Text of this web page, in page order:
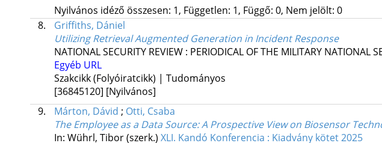
Nyilvános idéző összesen: 1, Független: 1, Függő: 0, Nem jelölt: 0
8.
Griffiths, Dániel
Utilizing Retrieval Augmented Generation in Incident Response
NATIONAL SECURITY REVIEW : PERIODICAL OF THE MILITARY NATIONAL
Egyéb URL
Szakcikk (Folyóiratcikk) | Tudományos
[36845120] [Nyilvános]
9.
Márton, Dávid ; Otti, Csaba
The Employee as a Data Source: A Prospective View on Biosensor
In: Wührl, Tibor (szerk.) XLI. Kandó Konferencia : Kiadvány kötet 2025